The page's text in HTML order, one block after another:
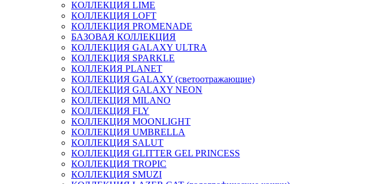
КОЛЛЕКЦИЯ LIME
КОЛЛЕКЦИЯ LOFT
КОЛЛЕКЦИЯ PROMENADE
БАЗОВАЯ КОЛЛЕКЦИЯ
КОЛЛЕКЦИЯ GALAXY ULTRA
КОЛЛЕКЦИЯ SPARKLE
КОЛЛЕКИЯ PLANET
КОЛЛЕКЦИЯ GALAXY (светоотражающие)
КОЛЛЕКЦИЯ GALAXY NEON
КОЛЛЕКЦИЯ MILANO
КОЛЛЕКЦИЯ FLY
КОЛЛЕКЦИЯ MOONLIGHT
КОЛЛЕКЦИЯ UMBRELLA
КОЛЛЕКЦИЯ SALUT
КОЛЛЕКЦИЯ GLITTER GEL PRINCESS
КОЛЛЕКЦИЯ TROPIC
КОЛЛЕКЦИЯ SMUZI